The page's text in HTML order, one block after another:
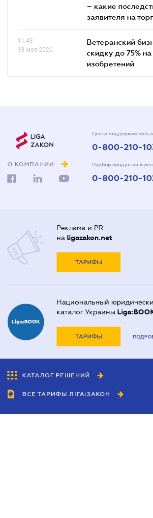
– какие
заявителя на
11.43
18 мая 2026
Ветеранский
скидку до 75%
изобретений
О КОМПАНИИ
Центр поддержки
0-800-210-
Подбор продуктов и
0-800-210-
Реклама и PR
на ligazakon.net
ТАРИФЫ
Национальный
каталог Украины
ТАРИФЫ
КАТАЛОГ РЕШЕНИЙ
ВСЕ ТАРИФЫ ЛІГА:ЗАКОН